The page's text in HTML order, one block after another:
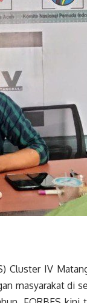
Cluster IV
masyarakat di